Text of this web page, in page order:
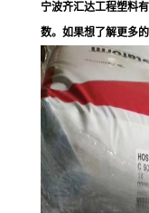
宁波齐汇达工程塑料
数。如果想了解更多